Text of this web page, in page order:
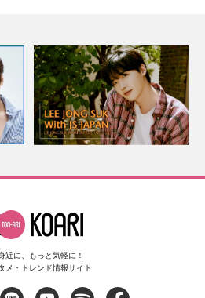
近に、もっと気軽に！
メ・トレンド情報サイト